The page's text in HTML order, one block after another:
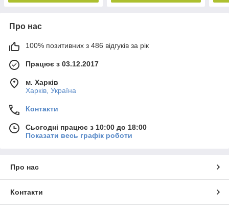
Про нас
100% позитивних з 486 відгуків за рік
Працює з 03.12.2017
м. Харків
Харків, Україна
Контакти
Сьогодні працює з 10:00 до 18:00
Показати весь графік роботи
Про нас
Контакти